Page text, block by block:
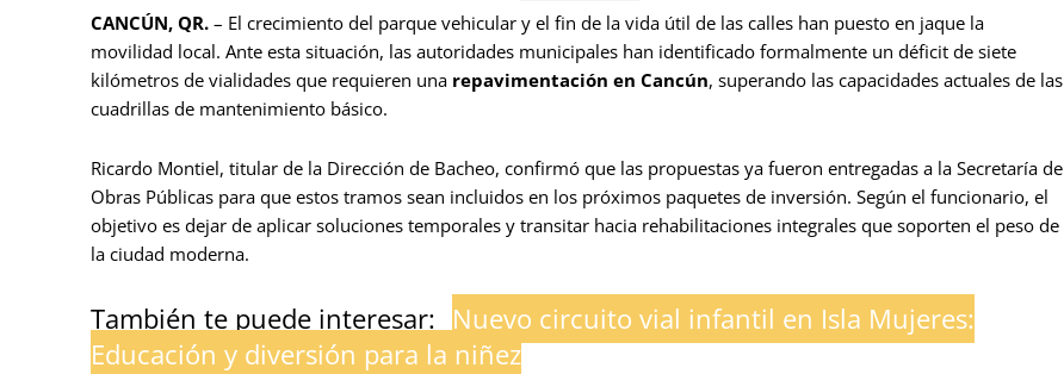
CANCÚN, QR. – El crecimiento del parque vehicular y el fin de la vida útil de las calles han puesto en jaque la
movilidad local. Ante esta situación, las autoridades municipales han identificado formalmente un déficit de siete
kilómetros de vialidades que requieren una repavimentación en Cancún, superando las capacidades actuales de las
cuadrillas de mantenimiento básico.
Ricardo Montiel, titular de la Dirección de Bacheo, confirmó que las propuestas ya fueron entregadas a la Secretaría de
Obras Públicas para que estos tramos sean incluidos en los próximos paquetes de inversión. Según el funcionario, el
objetivo es dejar de aplicar soluciones temporales y transitar hacia rehabilitaciones integrales que soporten el peso de
la ciudad moderna.
También te puede interesar: Nuevo circuito vial infantil en Isla Mujeres:
Educación y diversión para la niñez